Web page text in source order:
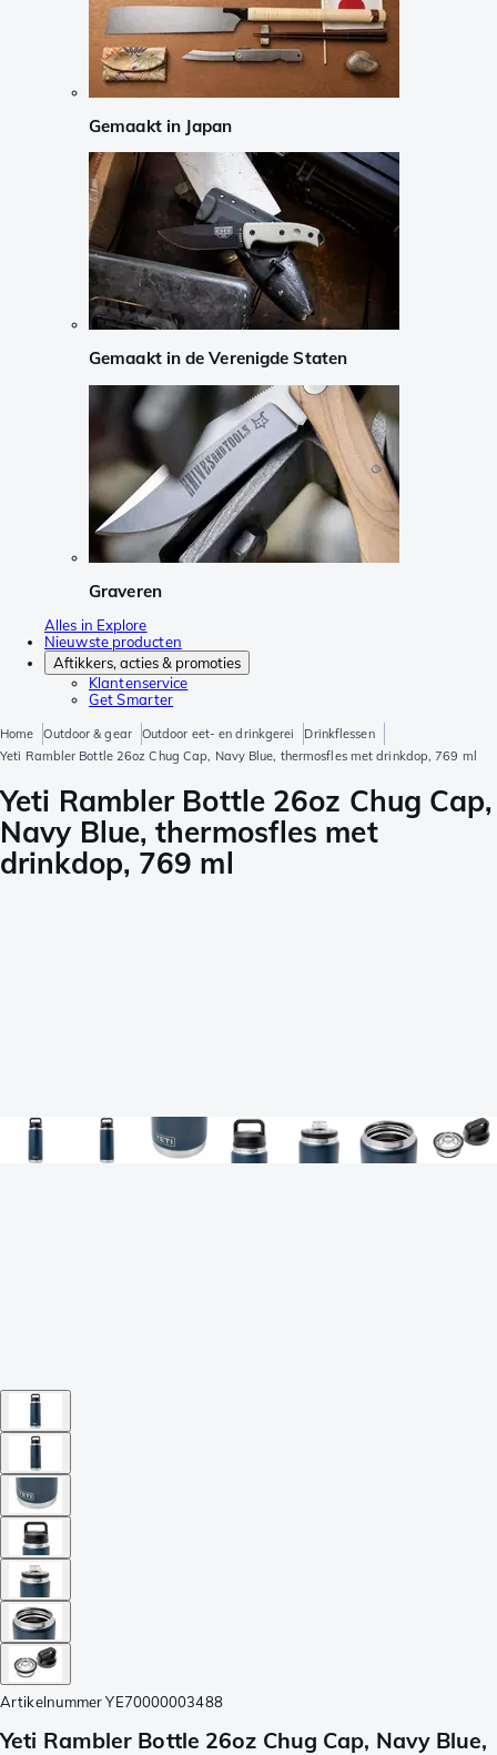
Gemaakt in Japan
Gemaakt in de Verenigde Staten
Graveren
Alles in Explore
Nieuwste producten
Aftikkers, acties & promoties
Klantenservice
Get Smarter
Home Outdoor & gear Outdoor eet- en drinkgerei
Drinkflessen
Yeti Rambler Bottle 26oz Chug Cap, Navy Blue, thermosfles met drinkdop, 769 ml
Yeti Rambler Bottle 26oz Chug Cap,
Navy Blue, thermosfles met
drinkdop, 769 ml
Artikelnummer YE70000003488
Yeti Rambler Bottle 26oz Chug Cap, Navy Blue,